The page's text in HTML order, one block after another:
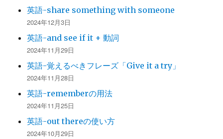
英語-share something with someone
2024年12月3日
英語-and see if it + 動詞
2024年11月29日
英語-覚えるべきフレーズ「Give it a try」
2024年11月28日
英語-rememberの用法
2024年11月25日
英語-out thereの使い方
2024年10月29日